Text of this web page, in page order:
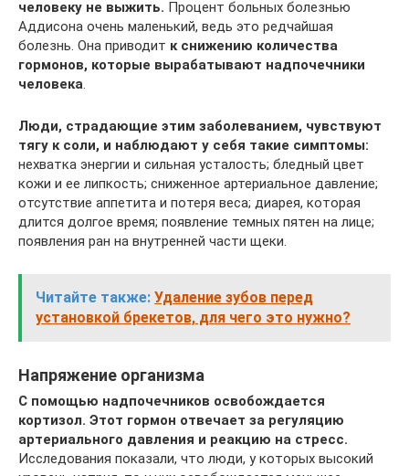
человеку не выжить. Процент больных болезнью
Аддисона очень маленький, ведь это редчайшая
болезнь. Она приводит к снижению количества
гормонов, которые вырабатывают надпочечники
человека.
Люди, страдающие этим заболеванием, чувствуют
тягу к соли, и наблюдают у себя такие симптомы:
нехватка энергии и сильная усталость; бледный цвет
кожи и ее липкость; сниженное артериальное давление;
отсутствие аппетита и потеря веса; диарея, которая
длится долгое время; появление темных пятен на лице;
появления ран на внутренней части щеки.
Читайте также: Удаление зубов перед
установкой брекетов, для чего это нужно?
Напряжение организма
С помощью надпочечников освобождается
кортизол. Этот гормон отвечает за регуляцию
артериального давления и реакцию на стресс.
Исследования показали, что люди, у которых высокий